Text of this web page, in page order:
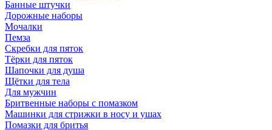
Банные штучки
Дорожные наборы
Мочалки
Пемза
Скребки для пяток
Тёрки для пяток
Шапочки для душа
Щётки для тела
Для мужчин
Бритвенные наборы с помазком
Машинки для стрижки в носу и ушах
Помазки для бритья